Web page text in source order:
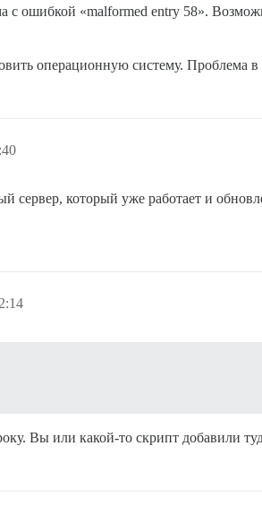
с ошибкой «malformed entry 58».
операционную систему. Проблема
сервер, который уже работает и
Вы или какой-то скрипт добавили